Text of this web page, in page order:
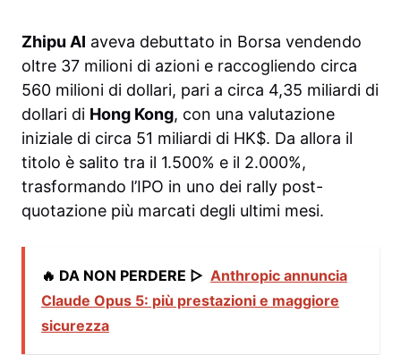
Zhipu AI aveva debuttato in Borsa vendendo
oltre 37 milioni di azioni e raccogliendo circa
560 milioni di dollari, pari a circa 4,35 miliardi di
dollari di Hong Kong, con una valutazione
iniziale di circa 51 miliardi di HK$. Da allora il
titolo è salito tra il 1.500% e il 2.000%,
trasformando l’IPO in uno dei rally post-
quotazione più marcati degli ultimi mesi.
🔥 DA NON PERDERE ▷ Anthropic annuncia
Claude Opus 5: più prestazioni e maggiore
sicurezza